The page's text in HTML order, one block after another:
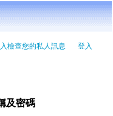
檢查您的私人訊息 登入
及密碼